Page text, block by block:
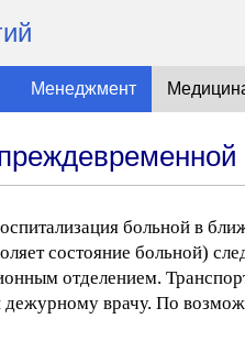
Менеджмент
больной в
состояние больной)
отделением.
врачу. По